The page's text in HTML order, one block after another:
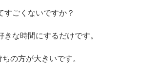
すごくないですか？
な時間にするだけです。
の方が大きいです。